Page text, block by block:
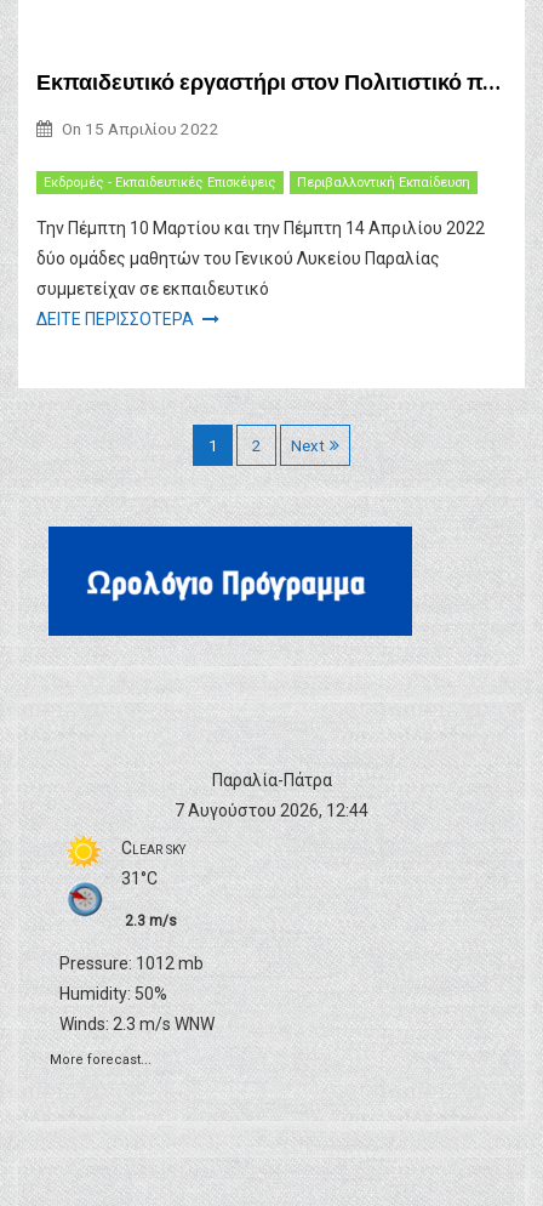
Εκπαιδευτικό εργαστήρι στον Πολιτιστικό πολυχώρο των Παλαιών Σφαγείων
On 15 Απριλίου 2022
Εκδρομές - Εκπαιδευτικές Επισκέψεις Περιβαλλοντική Εκπαίδευση
Την Πέμπτη 10 Μαρτίου και την Πέμπτη 14 Απριλίου 2022
δύο ομάδες μαθητών του Γενικού Λυκείου Παραλίας
συμμετείχαν σε εκπαιδευτικό
ΔΕΙΤΕ ΠΕΡΙΣΣΟΤΕΡΑ
Σ
ε
λ
ι
δ
ο
π
ο
ί
η
σ
η
1 2 Next
Παραλία-Πάτρα
7 Αυγούστου 2026, 12:44
Clear sky
31°C
2.3 m/s
Pressure: 1012 mb
Humidity: 50%
Winds: 2.3 m/s WNW
More forecast...